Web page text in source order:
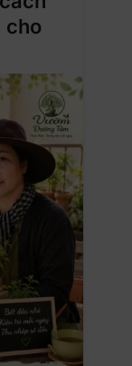
cho